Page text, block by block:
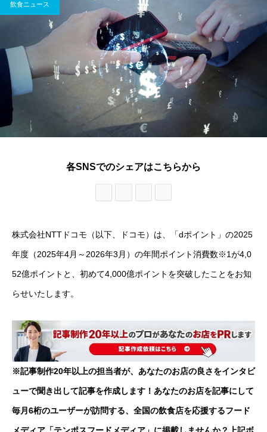
飲食ニュース
各SNSでのシェアはこちらから
株式会社NTTドコモ（以下、ドコモ）は、「dポイント」の2025
年度（2025年4月～2026年3月）の年間ポイント消費数※1が4,0
52億ポイントと、初めて4,000億ポイントを突破したことをお知
らせいたします。
※記事制作20年以上の担当者が、あなたのお店の良さをインタビ
ューで聞き出して記事を作成します！あなたのお店を記事にして
毎月6桁のユーザーが訪問する、全国の飲食店を応援するフード
メディア「テンポスフードメディア」に掲載しませんか？上記ボ